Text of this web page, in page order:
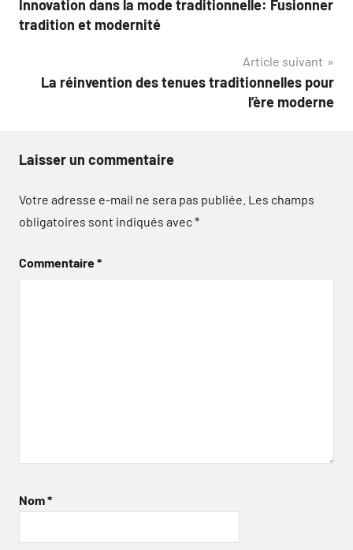
de
Innovation dans la mode traditionnelle: Fusionner
tradition et modernité
Article suivant
La réinvention des tenues traditionnelles pour
l’ère moderne
Laisser un commentaire
Votre adresse e-mail ne sera pas publiée. Les champs
obligatoires sont indiqués avec*
Commentaire*
Nom*